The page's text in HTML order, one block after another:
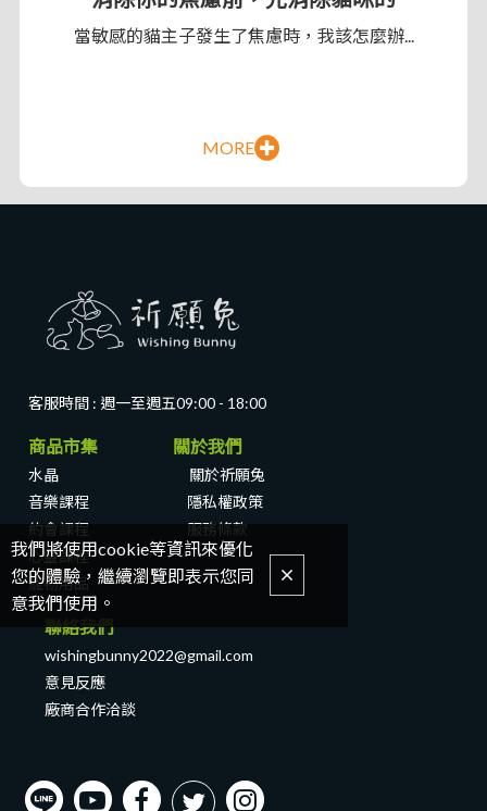
當敏感的貓主子發生了焦慮時，我該怎麼辦...
客服時間 : 週一至週五09:00 - 18:00
商品市集 關於我們
水晶
關於祈願兔
音樂課程
隱私權政策
約會課程
服務條款
心靈課程
寵物用品
聯絡我們
wishingbunny2022@gmail.com
意見反應
廠商合作洽談
我們將使用cookie等資訊來優化
您的體驗，繼續瀏覽即表示您同
意我們使用。